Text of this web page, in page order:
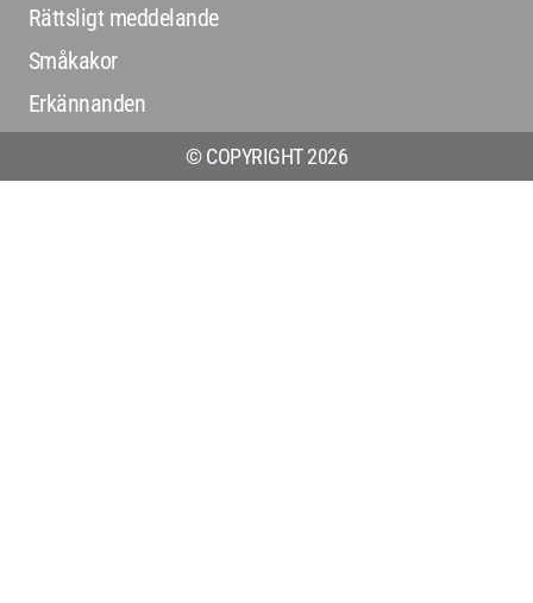
Rättsligt meddelande
Småkakor
Erkännanden
© COPYRIGHT 2026